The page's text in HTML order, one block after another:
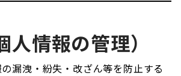
情報の管理）
漏洩・紛失・改ざん等を防止する